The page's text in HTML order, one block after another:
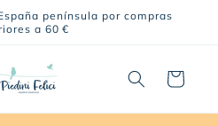
península por compras
a 60 €
Carrito